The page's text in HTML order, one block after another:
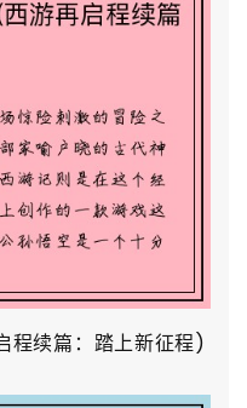
程续篇：踏上新征程)